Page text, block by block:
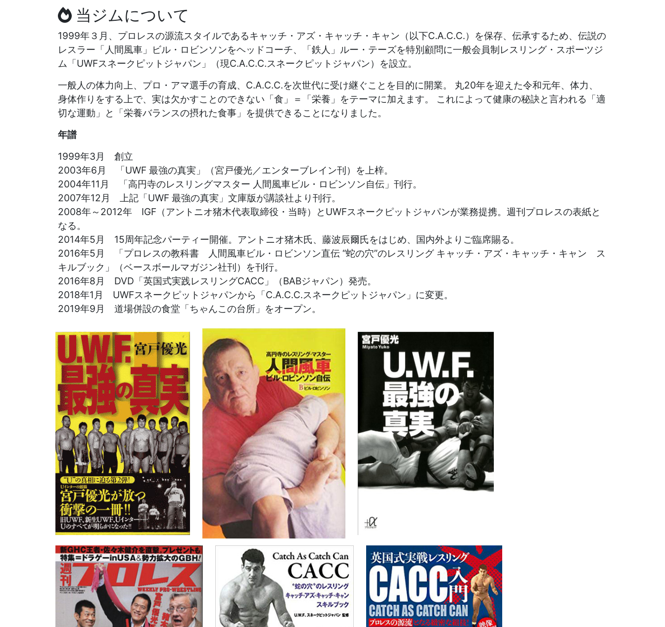
2026年4月28日更新
【GW休館】5月5日（火）～5月6日（水）は閉館します。ご了承ください。
2026年3月4日更新
２０２６年３月３日に『最終章』第５戦、ビル・ロビンソン先生の１３回忌、
メモリアル大会が開催されました。多数のご来場ありがとうございました。
2025年12月12日更新
１２月１１日に“３０年に向けて”『最終章』…プロ＆アマ・レスリングマッチ第
４戦が開催されました。多数のご来場ありがとうございました。
当ジムについて
1999年３月、プロレスの源流スタイルであるキャッチ・アズ・キャッチ・キャン（以下C.A.C.C.）を保存、伝承するため、伝説の
レスラー「人間風車」ビル・ロビンソンをヘッドコーチ、「鉄人」ルー・テーズを特別顧問に一般会員制レスリング・スポーツジ
ム「UWFスネークピットジャパン」（現C.A.C.C.スネークピットジャパン）を設立。
一般人の体力向上、プロ・アマ選手の育成、C.A.C.C.を次世代に受け継ぐことを目的に開業。 丸20年を迎えた令和元年、体力、
身体作りをする上で、実は欠かすことのできない「食」＝「栄養」をテーマに加えます。 これによって健康の秘訣と言われる「適
切な運動」と「栄養バランスの摂れた食事」を提供できることになりました。
年譜
1999年3月 創立
2003年6月 「UWF 最強の真実」（宮戸優光／エンターブレイン刊）を上梓。
2004年11月 「高円寺のレスリングマスター 人間風車ビル・ロビンソン自伝」刊行。
2007年12月 上記「UWF 最強の真実」文庫版が講談社より刊行。
2008年～2012年 IGF（アントニオ猪木代表取締役・当時）とUWFスネークピットジャパンが業務提携。週刊プロレスの表紙と
なる。
2014年5月 15周年記念パーティー開催。アントニオ猪木氏、藤波辰爾氏をはじめ、国内外よりご臨席賜る。
2016年5月 「プロレスの教科書 人間風車ビル・ロビンソン直伝 “蛇の穴”のレスリング キャッチ・アズ・キャッチ・キャン ス
キルブック」（ベースボールマガジン社刊）を刊行。
2016年8月 DVD「英国式実践レスリングCACC」（BABジャパン）発売。
2018年1月 UWFスネークピットジャパンから「C.A.C.C.スネークピットジャパン」に変更。
2019年9月 道場併設の食堂「ちゃんこの台所」をオープン。